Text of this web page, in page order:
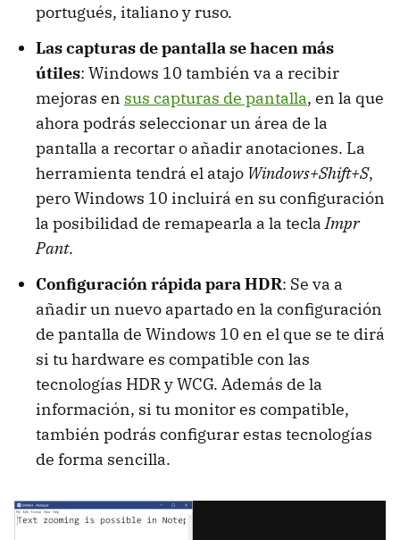
portugués, italiano y ruso.
Las capturas de pantalla se hacen más
útiles: Windows 10 también va a recibir
mejoras en sus capturas de pantalla, en la que
ahora podrás seleccionar un área de la
pantalla a recortar o añadir anotaciones. La
herramienta tendrá el atajo Windows+Shift+S,
pero Windows 10 incluirá en su configuración
la posibilidad de remapearla a la teclaImpr
Pant.
Configuración rápida para HDR: Se va a
añadir un nuevo apartado en la configuración
de pantalla de Windows 10 en el que se te dirá
si tu hardware es compatible con las
tecnologías HDR y WCG. Además de la
información, si tu monitor es compatible,
también podrás configurar estas tecnologías
de forma sencilla.